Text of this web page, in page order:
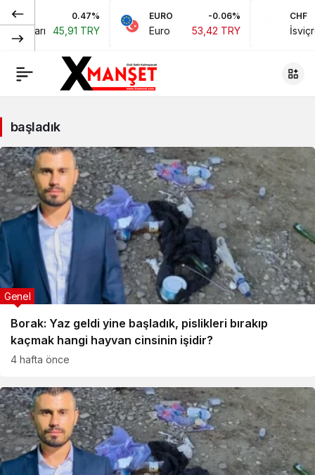
0.47%
45,91 TRY
EURO -0.06%
Euro 53,42 TRY İsviçre
başladık
Borak: Yaz geldi yine başladık, pislikleri bırakıp
kaçmak hangi hayvan cinsinin işidir?
Genel
4 hafta önce